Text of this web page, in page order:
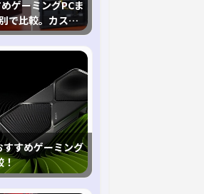
ゲーミングPCま
で比較。カスタ
すめゲーミング
！